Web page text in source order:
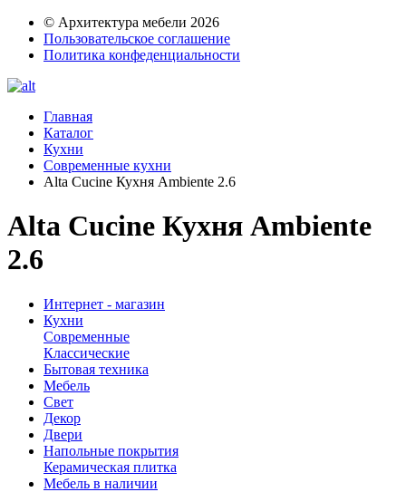
© Архитектура мебели 2026
Пользовательское соглашение
Политика конфеденциальности
Главная
Каталог
Кухни
Современные кухни
Alta Cucine Кухня Ambiente 2.6
Alta Cucine Кухня Ambiente
2.6
Интернет - магазин
Кухни
Современные
Классические
Бытовая техника
Мебель
Свет
Декор
Двери
Напольные покрытия
Керамическая плитка
Мебель в наличии